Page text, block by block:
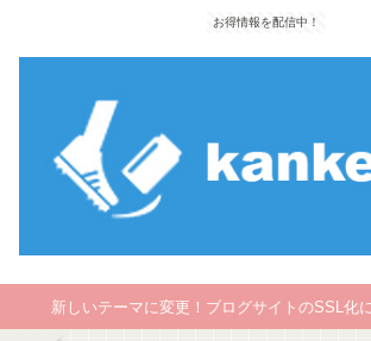
お得情報を配信中！
新しいテーマに変更！ブログサイトのSSL化